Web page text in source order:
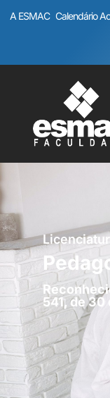
A ESMAC Calendário
541, de